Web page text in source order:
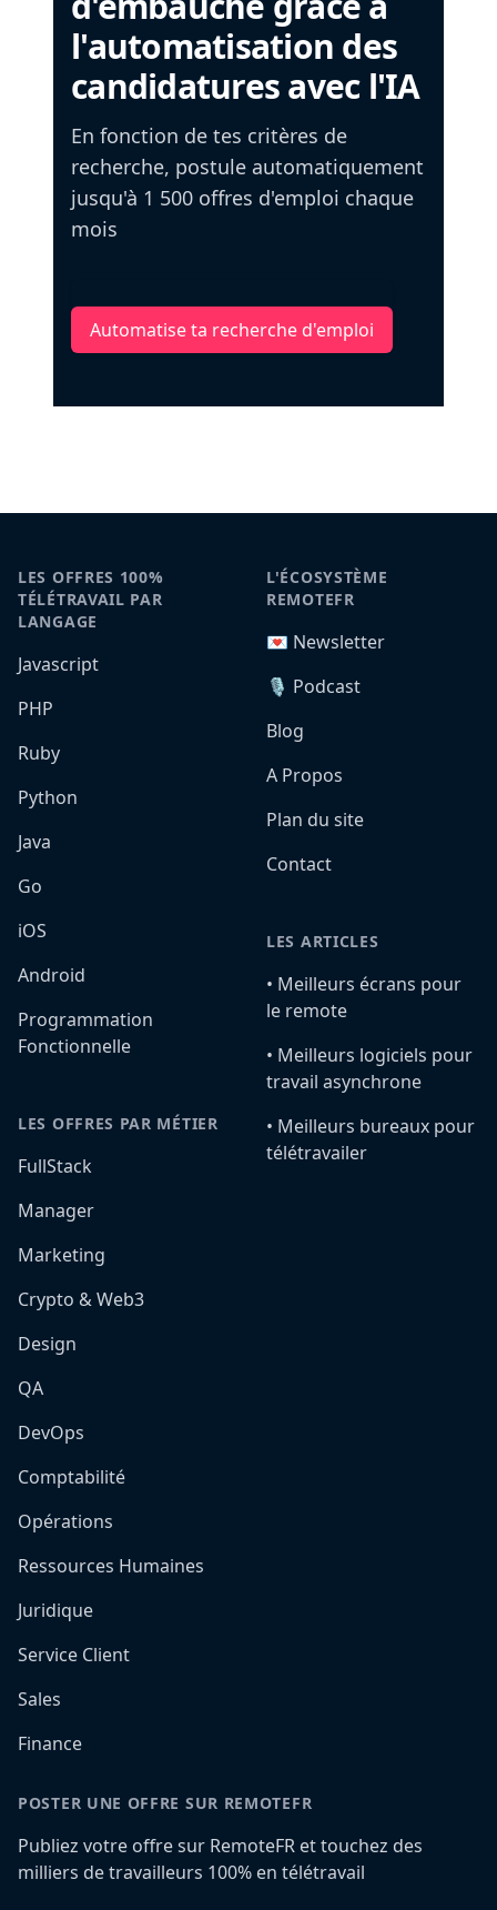
l'automatisation des
candidatures avec l'IA
En fonction de tes critères de
recherche, postule automatiquement
jusqu'à 1 500 offres d'emploi chaque
mois
Automatise ta recherche d'emploi
LES OFFRES 100%
TÉLÉTRAVAIL PAR
LANGAGE
Javascript
PHP
Ruby
Python
Java
Go
iOS
Android
Programmation
Fonctionnelle
LES OFFRES PAR MÉTIER
FullStack
Manager
Marketing
Crypto & Web3
Design
QA
DevOps
Comptabilité
Opérations
Ressources Humaines
Juridique
Service Client
Sales
Finance
L'ÉCOSYSTÈME
REMOTEFR
💌 Newsletter
🎙️ Podcast
Blog
A Propos
Plan du site
Contact
LES ARTICLES
•️ Meilleurs écrans pour
le remote
•️ Meilleurs logiciels pour
travail asynchrone
•️ Meilleurs bureaux pour
télétravailer
POSTER UNE OFFRE SUR REMOTEFR
Publiez votre offre sur RemoteFR et touchez des
milliers de travailleurs 100% en télétravail